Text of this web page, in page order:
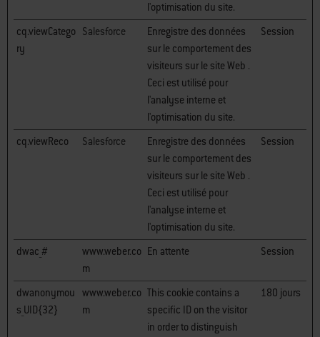
l'optimisation du site.
cq.viewCatego
ry
Salesforce
Enregistre des données
sur le comportement des
visiteurs sur le site Web .
Ceci est utilisé pour
l'analyse interne et
l'optimisation du site.
Session
cq.viewReco Salesforce
Enregistre des données
sur le comportement des
visiteurs sur le site Web .
Ceci est utilisé pour
l'analyse interne et
l'optimisation du site.
Session
dwac_#
www.weber.co
m
En attente Session
dwanonymou
s_UID{32}
www.weber.co
m
This cookie contains a
specific ID on the visitor
in order to distinguish
180 jours